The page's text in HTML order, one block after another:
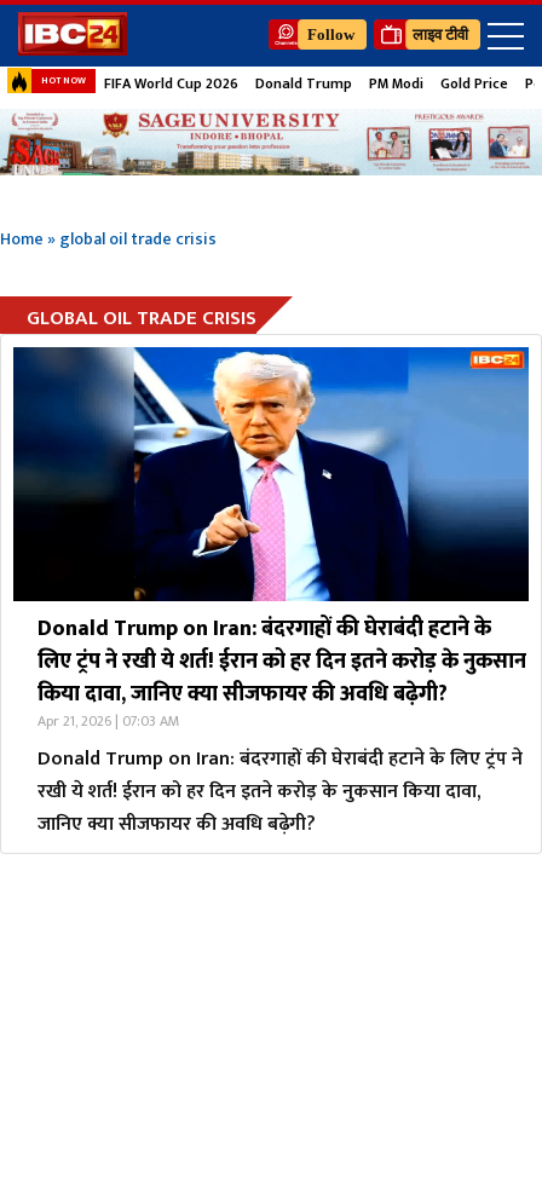
Follow लाइव टीवी
HOT NOW FIFA World Cup 2026 Donald Trump PM Modi Gold Price
Home»global oil trade crisis
GLOBAL OIL TRADE CRISIS
Donald Trump on Iran: बंदरगाहों की घेराबंदी हटाने के
लिए ट्रंप ने रखी ये शर्त! ईरान को हर दिन इतने करोड़ के नुकसान
किया दावा, जानिए क्या सीजफायर की अवधि बढ़ेगी?
Apr 21, 2026 | 07:03 AM
Donald Trump on Iran: बंदरगाहों की घेराबंदी हटाने के लिए ट्रंप ने
रखी ये शर्त! ईरान को हर दिन इतने करोड़ के नुकसान किया दावा,
जानिए क्या सीजफायर की अवधि बढ़ेगी?